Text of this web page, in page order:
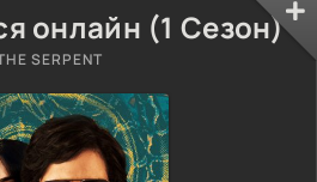
онлайн (1 Сезон)
SERPENT